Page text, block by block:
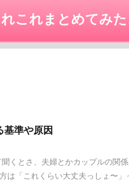
これまとめてみた
準や原因
くとさ、夫婦とかカップルの関
は「これくらい大丈夫っしょ〜」